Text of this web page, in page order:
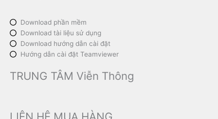
Download phần mềm
Download tài liệu sử dụng
Download hướng dẫn cài đặt
Hướng dẫn cài đặt Teamviewer
TRUNG TÂM Viễn Thông
LIÊN HỆ MUA HÀNG